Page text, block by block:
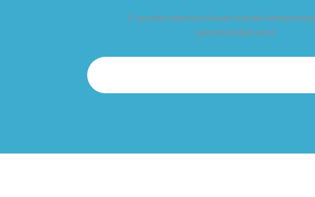
E-posta listemize kayıt olarak
yararlanabilirsiniz.